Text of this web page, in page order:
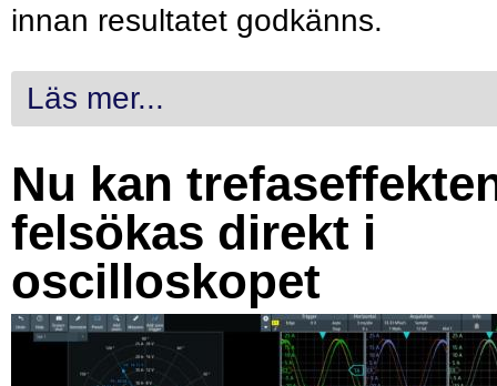
innan resultatet godkänns.
Läs mer...
Nu kan
felsökas direkt i
oscilloskopet